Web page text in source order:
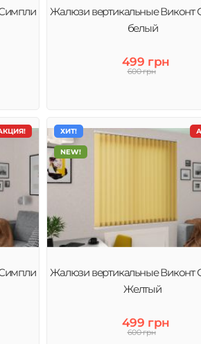
Жалюзи вертикальные Виконт
белый
499 грн
600 грн
ХИТ!
NEW!
Жалюзи вертикальные Виконт
Желтый
499 грн
600 грн